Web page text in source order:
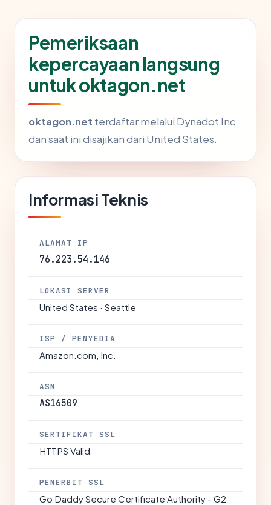
Pemeriksaan
kepercayaan langsung
untuk oktagon.net
oktagon.net terdaftar melalui Dynadot Inc
dan saat ini disajikan dari United States.
Informasi Teknis
ALAMAT IP
76.223.54.146
LOKASI SERVER
United States · Seattle
ISP / PENYEDIA
Amazon.com, Inc.
ASN
AS16509
SERTIFIKAT SSL
HTTPS Valid
PENERBIT SSL
Go Daddy Secure Certificate Authority - G2